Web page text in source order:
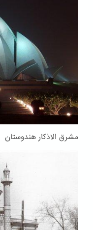
مشرق الاذکار هندوستان